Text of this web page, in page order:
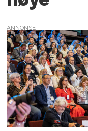
ANNONSE